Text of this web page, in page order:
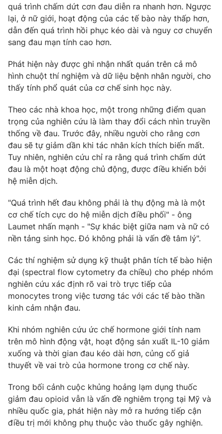
THỜI BÁO VTV
Theo dõi báo trên
Cơ quan chủ quản:Đài Truyền hình Việt Nam
Cơ quan báo chí:
Thời báo VTV
Giấy phép hoạt động báo in và báo điện tử số 483/GP-BTTTT
cấp ngày 29/12/2023
Tổng Biên tập:Vũ Thanh Thủy
Phó Tổng Biên tập:
Tổng đài VTV:024.38 355 931 - 024.38 355 932
Ðiện thoại Thời báo VTV:024.66 897 897
Email:toasoan@vtv.vn
Liên hệ quảng cáo:
024-7300.7108
® Cấm sao chép dưới mọi hình thức nếu không có sự chấp
thuận bằng văn bản. Ghi rõ nguồn VTV.vn khi phát hành lại
thông tin từ website này.
quá trình chấm dứt cơn đau diễn ra nhanh hơn. Ngược
lại, ở nữ giới, hoạt động của các tế bào này thấp hơn,
dẫn đến quá trình hồi phục kéo dài và nguy cơ chuyển
sang đau mạn tính cao hơn.
Phát hiện này được ghi nhận nhất quán trên cả mô
hình chuột thí nghiệm và dữ liệu bệnh nhân người, cho
thấy tính phổ quát của cơ chế sinh học này.
Theo các nhà khoa học, một trong những điểm quan
trọng của nghiên cứu là làm thay đổi cách nhìn truyền
thống về đau. Trước đây, nhiều người cho rằng cơn
đau sẽ tự giảm dần khi tác nhân kích thích biến mất.
Tuy nhiên, nghiên cứu chỉ ra rằng quá trình chấm dứt
đau là một hoạt động chủ động, được điều khiển bởi
hệ miễn dịch.
"Quá trình hết đau không phải là thụ động mà là một
cơ chế tích cực do hệ miễn dịch điều phối" - ông
Laumet nhấn mạnh - "Sự khác biệt giữa nam và nữ có
nền tảng sinh học. Đó không phải là vấn đề tâm lý".
Các thí nghiệm sử dụng kỹ thuật phân tích tế bào hiện
đại (spectral flow cytometry đa chiều) cho phép nhóm
nghiên cứu xác định rõ vai trò trực tiếp của
monocytes trong việc tương tác với các tế bào thần
kinh cảm nhận đau.
Khi nhóm nghiên cứu ức chế hormone giới tính nam
trên mô hình động vật, hoạt động sản xuất IL-10 giảm
xuống và thời gian đau kéo dài hơn, củng cố giả
thuyết về vai trò của hormone trong cơ chế này.
Trong bối cảnh cuộc khủng hoảng lạm dụng thuốc
giảm đau opioid vẫn là vấn đề nghiêm trọng tại Mỹ và
nhiều quốc gia, phát hiện này mở ra hướng tiếp cận
điều trị mới không phụ thuộc vào thuốc gây nghiện.